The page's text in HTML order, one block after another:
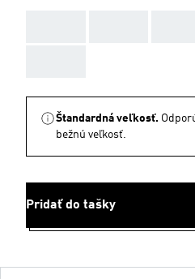
Štandardná veľkosť.
bežnú veľkosť.
Pridať do tašky